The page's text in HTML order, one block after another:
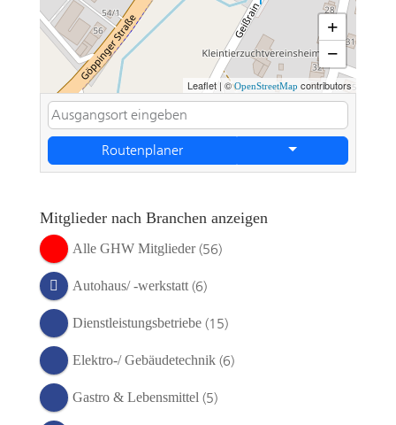
+
−
Leaflet | ©OpenStreetMap contributors
Routenplaner
Mitglieder nach Branchen anzeigen
Alle GHW Mitglieder (56)
Autohaus/ -werkstatt (6)
Dienstleistungsbetriebe (15)
Elektro-/ Gebäudetechnik (6)
Gastro & Lebensmittel (5)